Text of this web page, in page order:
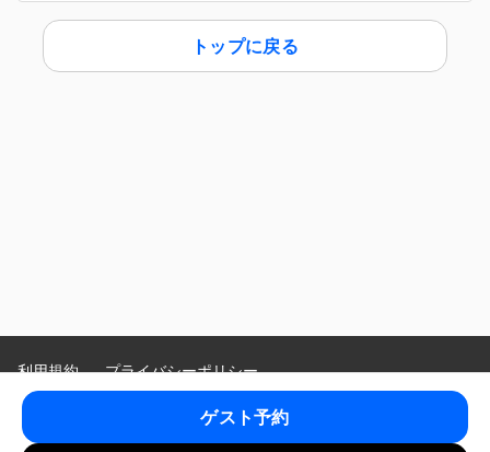
トップに戻る
利用規約
プライバシーポリシー
特定商取引法に基づく表示 ゲスト予約